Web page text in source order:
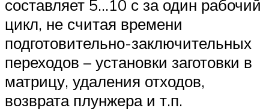
составляет 5…10 с за один рабочий
цикл, не считая времени
подготовительно-заключительных
переходов – установки заготовки в
матрицу, удаления отходов,
возврата плунжера и т.п.